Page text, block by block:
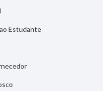
Estudante